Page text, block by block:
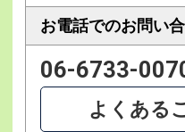
お電話でのお問い
06-6733-
よくある